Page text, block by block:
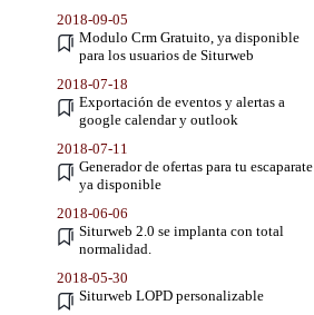
2018-09-05
Modulo Crm Gratuito, ya disponible
para los usuarios de Siturweb
2018-07-18
Exportación de eventos y alertas a
google calendar y outlook
2018-07-11
Generador de ofertas para tu escaparate
ya disponible
2018-06-06
Siturweb 2.0 se implanta con total
normalidad.
2018-05-30
Siturweb LOPD personalizable